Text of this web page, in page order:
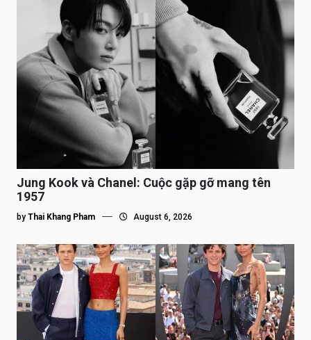
Jung Kook và Chanel: Cuộc gặp gỡ mang tên
1957
by Thai Khang Pham August 6, 2026